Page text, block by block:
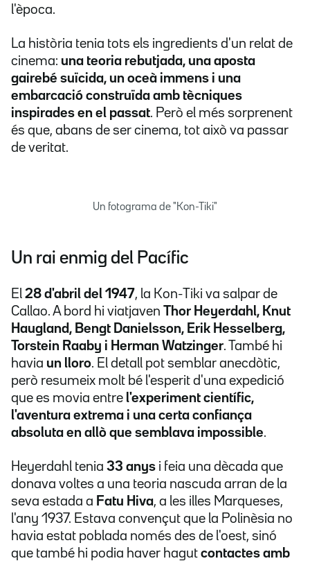
l'època.
La història tenia tots els ingredients d'un relat de
cinema: una teoria rebutjada, una aposta
gairebé suïcida, un oceà immens i una
embarcació construïda amb tècniques
inspirades en el passat. Però el més sorprenent
és que, abans de ser cinema, tot això va passar
de veritat.
Un fotograma de "Kon-Tiki"
Un rai enmig del Pacífic
El 28 d'abril del 1947, la Kon-Tiki va salpar de
Callao. A bord hi viatjaven Thor Heyerdahl, Knut
Haugland, Bengt Danielsson, Erik Hesselberg,
Torstein Raaby i Herman Watzinger. També hi
havia un lloro. El detall pot semblar anecdòtic,
però resumeix molt bé l'esperit d'una expedició
que es movia entre l'experiment científic,
l'aventura extrema i una certa confiança
absoluta en allò que semblava impossible.
Heyerdahl tenia 33 anys i feia una dècada que
donava voltes a una teoria nascuda arran de la
seva estada a Fatu Hiva, a les illes Marqueses,
l'any 1937. Estava convençut que la Polinèsia no
havia estat poblada només des de l'oest, sinó
que també hi podia haver hagut contactes amb